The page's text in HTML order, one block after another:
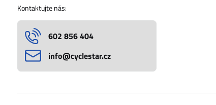
Kontaktujte nás:
602 856 404
info​@cyclestar​.cz